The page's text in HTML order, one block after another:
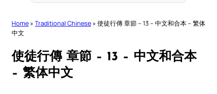
Home » Traditional Chinese » 使徒行傳 章節 – 13 – 中文和合本 – 繁体
中文
使徒行傳 章節 – 13 – 中文和合本
– 繁体中文